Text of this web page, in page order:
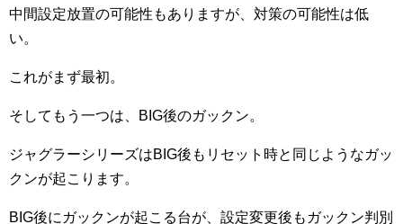
中間設定放置の可能性もありますが、対策の可能性は低
い。
これがまず最初。
そしてもう一つは、BIG後のガックン。
ジャグラーシリーズはBIG後もリセット時と同じようなガッ
クンが起こります。
BIG後にガックンが起こる台が、設定変更後もガックン判別